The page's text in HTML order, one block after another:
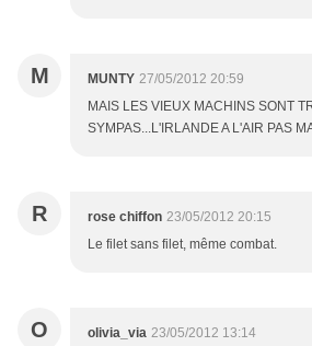
M MUNTY 27/05/2012 20:59
MAIS LES VIEUX MACHINS SONT
SYMPAS...L'IRLANDE A L'AIR PAS
R rose chiffon 23/05/2012 20:15
Le filet sans filet, même combat.
O olivia_via 23/05/2012 13:14